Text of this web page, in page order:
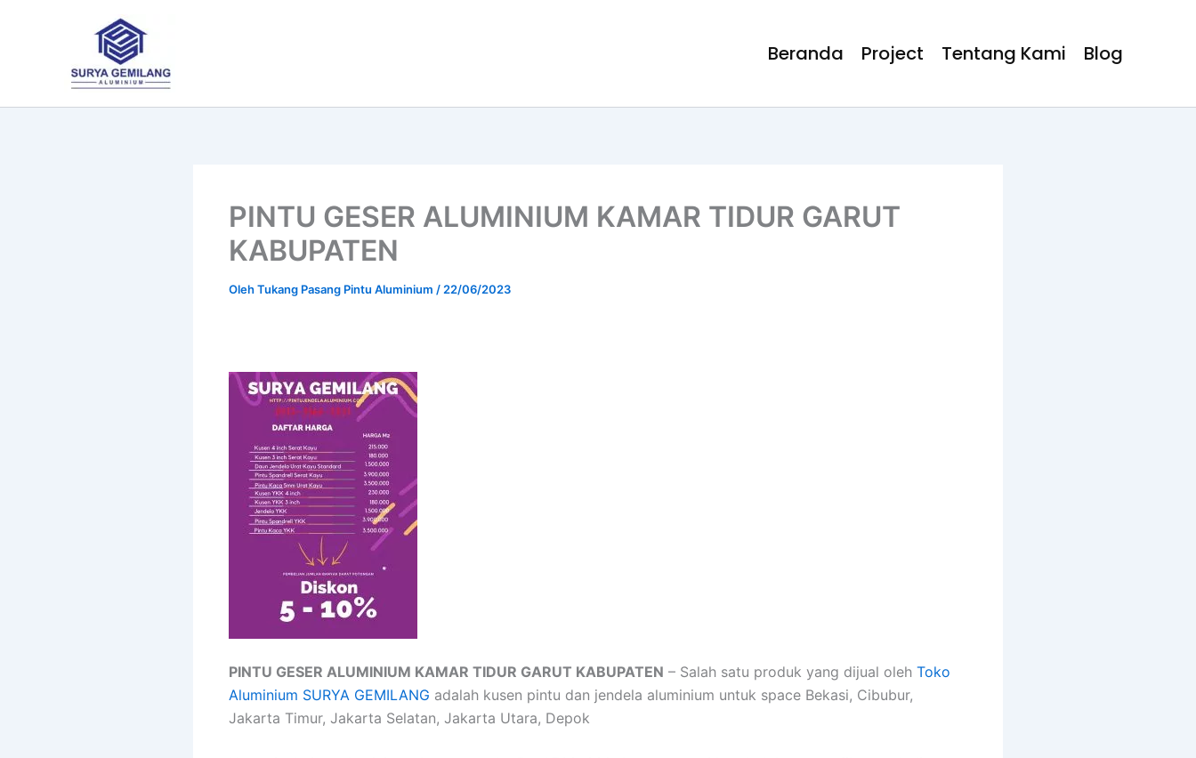
Beranda Project Tentang Kami Blog
PINTU GESER ALUMINIUM KAMAR TIDUR GARUT
KABUPATEN
OlehTukang Pasang Pintu Aluminium / 22/06/2023
PINTU GESER ALUMINIUM KAMAR TIDUR GARUT KABUPATEN – Salah satu produk yang dijual oleh Toko
Aluminium SURYA GEMILANG adalah kusen pintu dan jendela aluminium untuk space Bekasi, Cibubur,
Jakarta Timur, Jakarta Selatan, Jakarta Utara, Depok